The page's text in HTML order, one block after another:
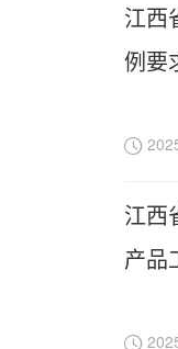
江西
例要
江西
产品